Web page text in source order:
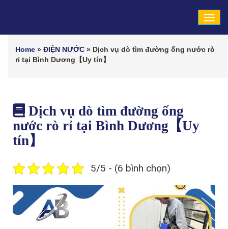
Home » ĐIỆN NƯỚC » Dịch vụ dò tìm đường ống nước rò
rỉ tại Bình Dương【Uy tín】
Dịch vụ dò tìm đường ống
nước rò rỉ tại Bình Dương【Uy
tín】
5/5 - (6 bình chọn)